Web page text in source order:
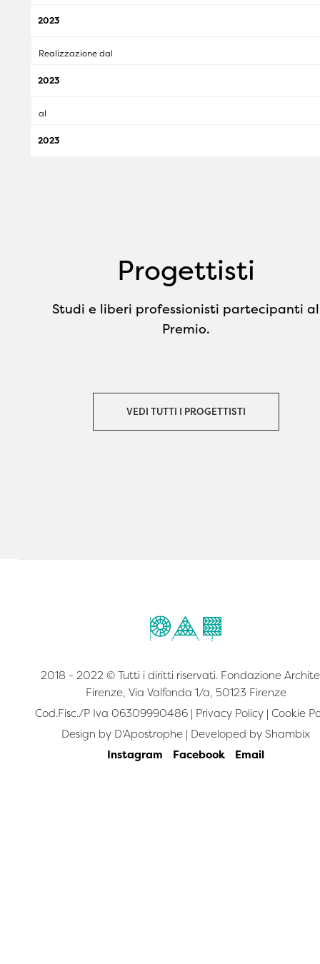
2023
Realizzazione dal
2023
al
2023
Progettisti
Studi e liberi professionisti partecipanti al
Premio.
VEDI TUTTI I PROGETTISTI
2018 - 2022 © Tutti i diritti riservati. Fondazione
Firenze, Via Valfonda 1/a, 50123 Firenze
Cod.Fisc./P Iva 06309990486 | Privacy Policy| Cookie
Design by D'Apostrophe | Developed by Shambix
Instagram
Facebook Email